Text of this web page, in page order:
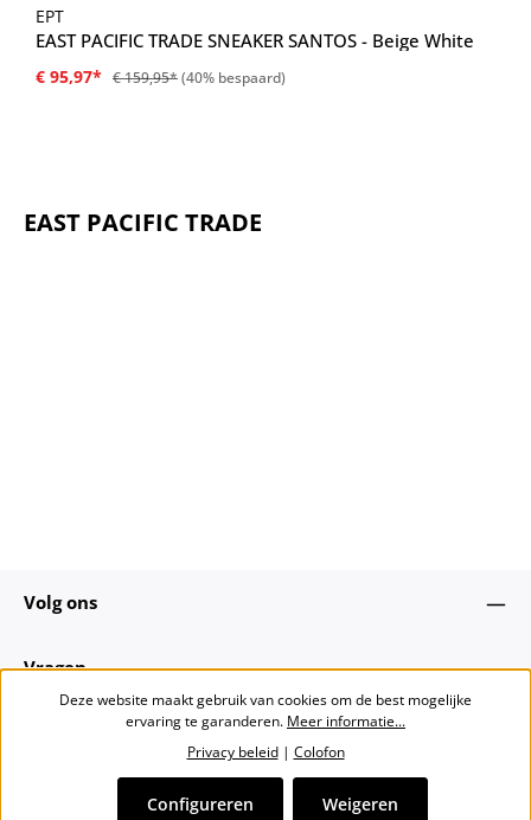
EPT
EAST PACIFIC TRADE SNEAKER SANTOS - Beige White
€ 95,97* € 159,95*(40% bespaard)
EAST PACIFIC TRADE
Volg ons
Vragen
Deze website maakt gebruik van cookies om de best mogelijke
ervaring te garanderen. Meer informatie...
Privacy beleid| Colofon
Weigeren
Configureren